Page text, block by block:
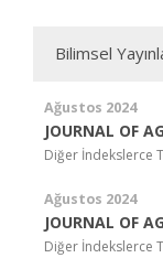
Bilimsel
Ağustos 2024
JOURNAL OF
Diğer İndekslerce
Ağustos 2024
JOURNAL OF
Diğer İndekslerce